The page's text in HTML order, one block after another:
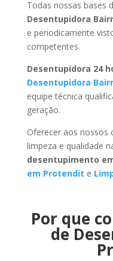
Todas nossas bases
Desentupidora
e periodicamente
competentes.
Desentupidora 24
Desentupidora
equipe técnica
geração.
Oferecer aos nossos
limpeza e qualidade
desentupimento
em Protendit e
Por que
de